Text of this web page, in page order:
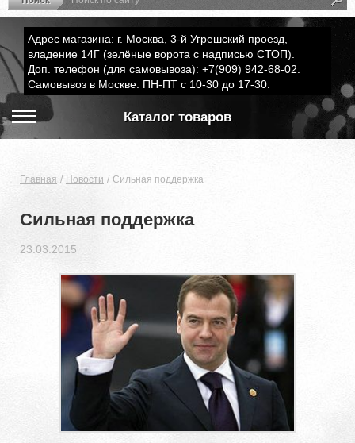
Адрес магазина: г. Москва, 3-й Угрешский проезд,
владение 14Г (зелёные ворота с надписью СТОП).
Доп. телефон (для самовывоза): +7(909) 942-68-02.
Самовывоз в Москве: ПН-ПТ с 10-30 до 17-30.
Каталог товаров
Главная Новости Сильная поддержка
Сильная поддержка
23.03.2015